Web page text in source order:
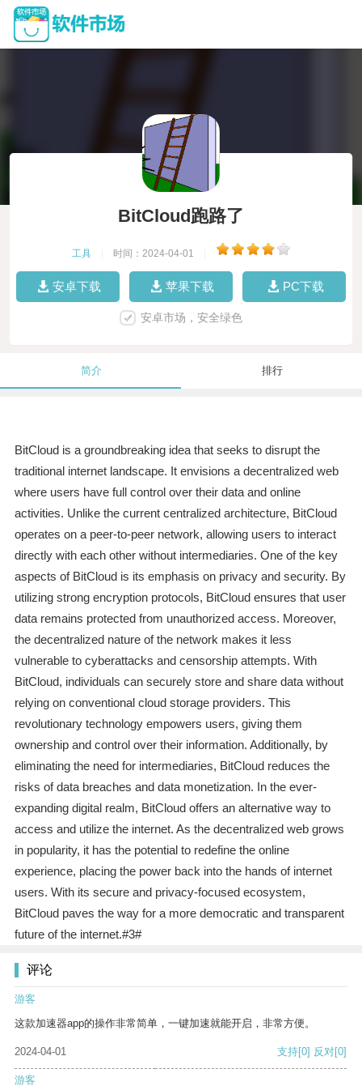
BitCloud跑路了
工具 时间：2024-04-01
安卓下载 苹果下载 PC下载
安卓市场，安全绿色
简介 排行
BitCloud is a groundbreaking idea that seeks to disrupt the
traditional internet landscape. It envisions a decentralized web
where users have full control over their data and online
activities. Unlike the current centralized architecture, BitCloud
operates on a peer-to-peer network, allowing users to interact
directly with each other without intermediaries. One of the key
aspects of BitCloud is its emphasis on privacy and security. By
utilizing strong encryption protocols, BitCloud ensures that user
data remains protected from unauthorized access. Moreover,
the decentralized nature of the network makes it less
vulnerable to cyberattacks and censorship attempts. With
BitCloud, individuals can securely store and share data without
relying on conventional cloud storage providers. This
revolutionary technology empowers users, giving them
ownership and control over their information. Additionally, by
eliminating the need for intermediaries, BitCloud reduces the
risks of data breaches and data monetization. In the ever-
expanding digital realm, BitCloud offers an alternative way to
access and utilize the internet. As the decentralized web grows
in popularity, it has the potential to redefine the online
experience, placing the power back into the hands of internet
users. With its secure and privacy-focused ecosystem,
BitCloud paves the way for a more democratic and transparent
future of the internet.#3#
评论
游客
这款加速器app的操作非常简单，一键加速就能开启，非常方便。
2024-04-01 支持[0] 反对[0]
游客